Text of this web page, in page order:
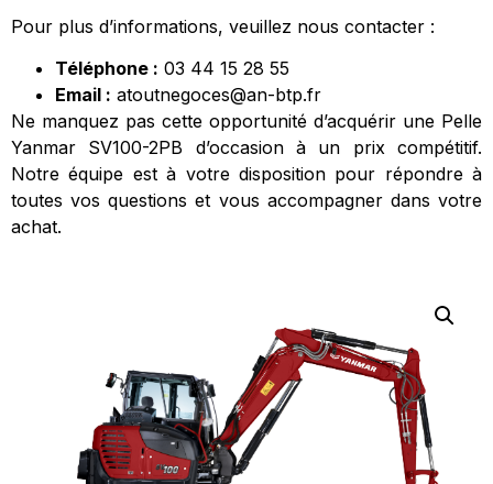
Pour plus d’informations, veuillez nous contacter :
Téléphone : 03 44 15 28 55
Email : atoutnegoces@an-btp.fr
Ne manquez pas cette opportunité d’acquérir une Pelle
Yanmar SV100-2PB d’occasion à un prix compétitif.
Notre équipe est à votre disposition pour répondre à
toutes vos questions et vous accompagner dans votre
achat.